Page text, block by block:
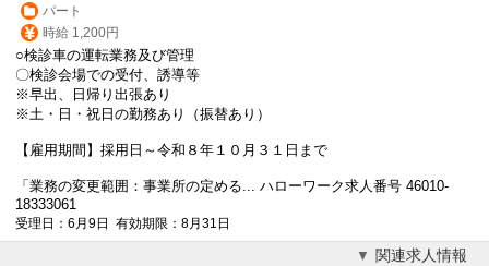
パート
時給 1,200円
○検診車の運転業務及び管理
〇検診会場での受付、誘導等
※早出、日帰り出張あり
※土・日・祝日の勤務あり（振替あり）
【雇用期間】採用日～令和８年１０月３１日まで
「業務の変更範囲：事業所の定める... ハローワーク求人番号 46010-
18333061
受理日：6月9日 有効期限：8月31日
関連求人情報